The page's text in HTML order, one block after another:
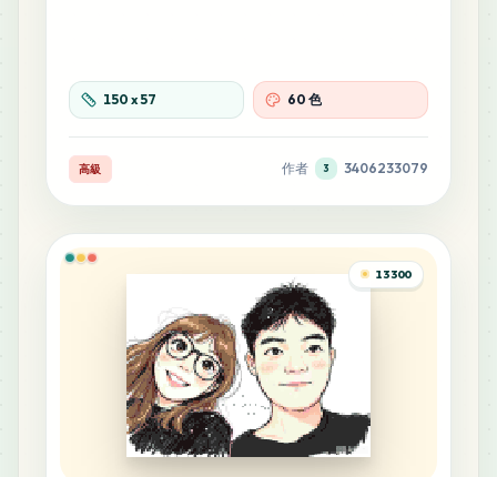
150 x57 60 色
高級 作者 3 3406233079
13300